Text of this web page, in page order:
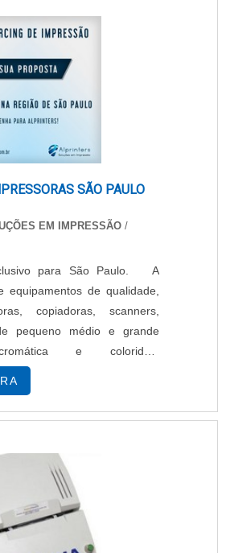
duração garantida por um
até qu....
SÃO PAULO
EM IMPRESSÃO /
para São Paulo. A
equipamentos de qualidade,
copiadoras, scanners,
pequeno médio e grande
e coloridas.
laser e jato de
tipos de trabalhos, por isso,
precisar de locação de
não faz locação só na
também em ....